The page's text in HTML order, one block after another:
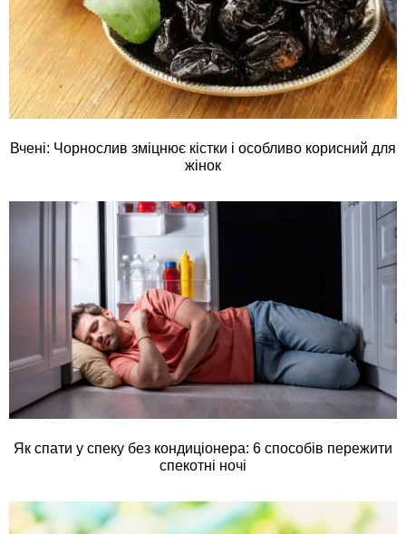
Вчені: Чорнослив зміцнює кістки і особливо корисний для
жінок
Як спати у спеку без кондиціонера: 6 способів пережити
спекотні ночі